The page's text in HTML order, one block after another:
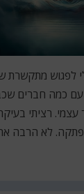
לי לפגוש
כמה חברים
רציתי
לא הרבה